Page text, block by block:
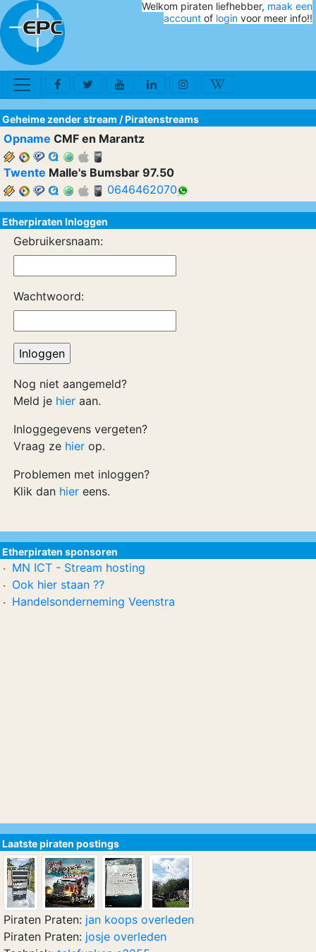
Welkom piraten liefhebber, maak een
account of login voor meer info!!
Geheime zender stream /Piratenstreams
Opname CMF en Marantz
Twente Malle's Bumsbar 97.50
0646462070
Etherpiraten Inloggen
Gebruikersnaam:
Wachtwoord:
Nog niet aangemeld?
Meld je hier aan.
Inloggegevens vergeten?
Vraag ze hier op.
Problemen met inloggen?
Klik dan hier eens.
Etherpiraten sponsoren
MN ICT - Stream hosting
Ook hier staan ??
Handelsonderneming Veenstra
Laatste piraten postings
Piraten Praten: jan koops overleden
Piraten Praten: josje overleden